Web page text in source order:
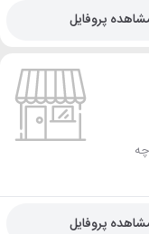
پروفایل
پروفایل